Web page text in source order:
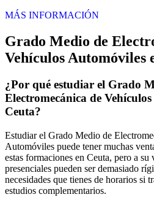
MÁS INFORMACIÓN
Grado Medio de
Vehículos Automóviles
¿Por qué estudiar el Grado
Electromecánica de
Ceuta?
Estudiar el Grado Medio de
Automóviles puede tener muchas
estas formaciones en Ceuta, pero a su
presenciales pueden ser demasiado
necesidades que tienes de horarios si
estudios complementarios.